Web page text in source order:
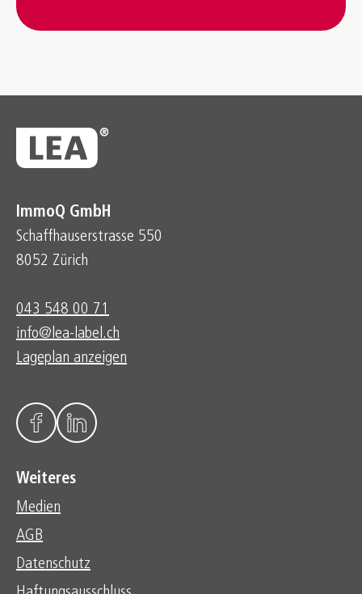
ImmoQ GmbH
Schaffhauserstrasse 550
8052 Zürich
043 548 00 71
info@lea-label.ch
Lageplan anzeigen
Weiteres
Medien
AGB
Datenschutz